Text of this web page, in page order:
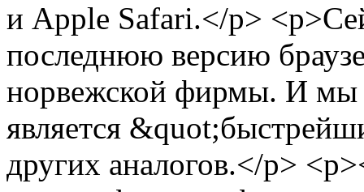
и Apple Safari.</p>
последнюю версию
норвежской фирмы. И мы
является
других аналогов.</p>